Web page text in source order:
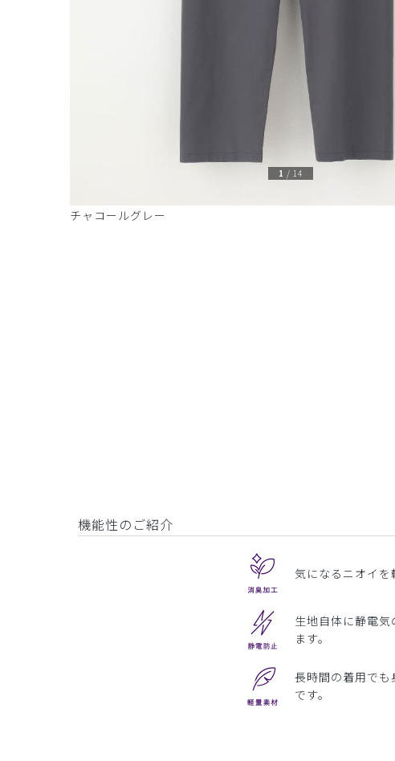
チャコールグレー
1 / 14
機能性のご紹介
気になるニオイを
生地自体に静電
ます。
長時間の着用で
です。